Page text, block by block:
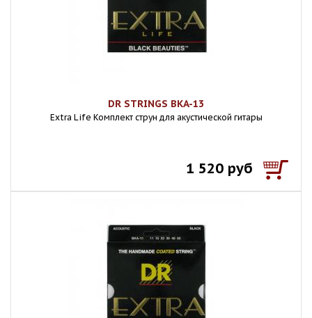
DR STRINGS BKA-13
Extra Life Комплект струн для акустической гитары
1 520 руб